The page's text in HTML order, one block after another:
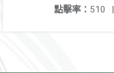
點擊率： 510 |